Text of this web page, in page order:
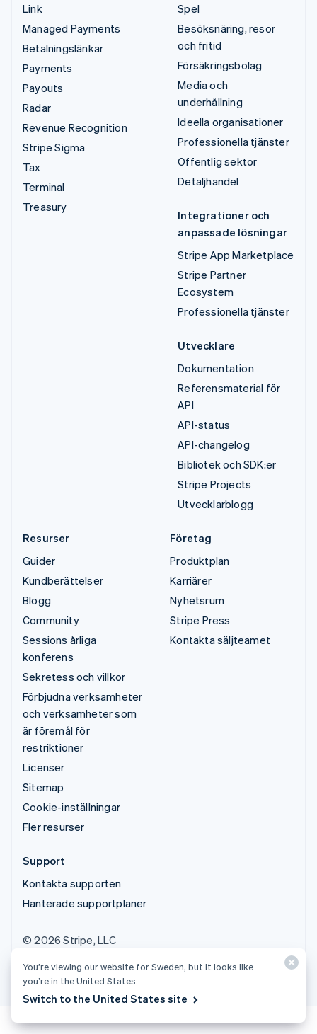
Link
Managed Payments
Betalningslänkar
Payments
Payouts
Radar
Revenue Recognition
Stripe Sigma
Tax
Terminal
Treasury
Spel
Besöksnäring, resor
och fritid
Försäkringsbolag
Media och
underhållning
Ideella organisationer
Professionella tjänster
Offentlig sektor
Detaljhandel
Integrationer och
anpassade lösningar
Stripe App Marketplace
Stripe Partner
Ecosystem
Professionella tjänster
Utvecklare
Dokumentation
Referensmaterial för
API
API-status
API-changelog
Bibliotek och SDK:er
Stripe Projects
Utvecklarblogg
Resurser
Guider
Kundberättelser
Blogg
Community
Sessions årliga
konferens
Sekretess och villkor
Förbjudna verksamheter
och verksamheter som
är föremål för
restriktioner
Licenser
Sitemap
Cookie-inställningar
Fler resurser
Företag
Produktplan
Karriärer
Nyhetsrum
Stripe Press
Kontakta säljteamet
Support
Kontakta supporten
Hanterade supportplaner
© 2026 Stripe, LLC
You’re viewing our website for Sweden, but it looks like
you’re in the United States.
Switch to the United States site